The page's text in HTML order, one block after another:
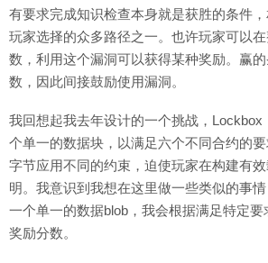
有要求完成知识检查本身就是获胜的条件
玩家选择的众多路径之一。也许玩家可以
数，利用这个漏洞可以获得某种奖励。赢
数，因此间接鼓励使用漏洞。
我回想起我去年设计的一个挑战，Lockbox‌
个单一的数据块，以满足六个不同合约的
字节应用不同的约束，迫使玩家在构建有
明。我意识到我想在这里做一些类似的事
一个单一的数据blob，我会根据满足特定
奖励分数。